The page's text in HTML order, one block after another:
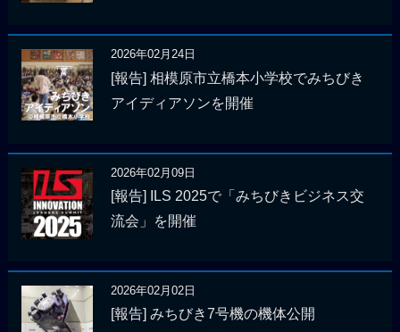
2026年02月24日
[報告] 相模原市立橋本小学校でみちびき
アイディアソンを開催
2026年02月09日
[報告] ILS 2025で「みちびきビジネス交
流会」を開催
2026年02月02日
[報告] みちびき7号機の機体公開